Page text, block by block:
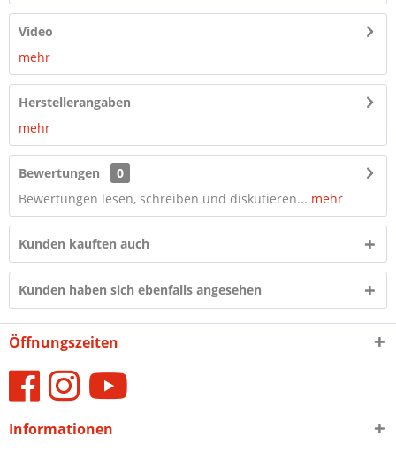
Video
mehr
Herstellerangaben
mehr
Bewertungen
0
Bewertungen lesen, schreiben und diskutieren... mehr
Kunden kauften auch
Kunden haben sich ebenfalls angesehen
Öffnungszeiten
Informationen